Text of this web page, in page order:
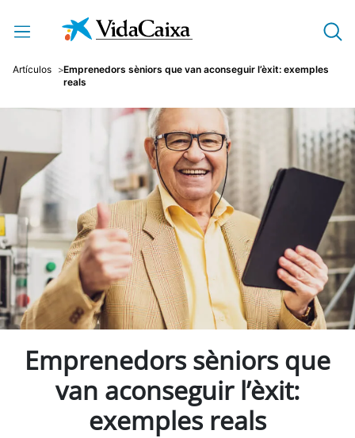
Salta al contingut principal
Artículos
Emprenedors sèniors que van aconseguir l’èxit: exemples
reals
Emprenedors sèniors que
van aconseguir l’èxit:
exemples reals